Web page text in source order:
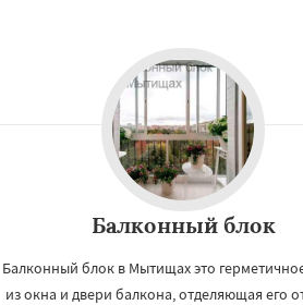
Балконный блок
Балконный блок в Мытищах это
из окна и двери балкона, отделяющая его